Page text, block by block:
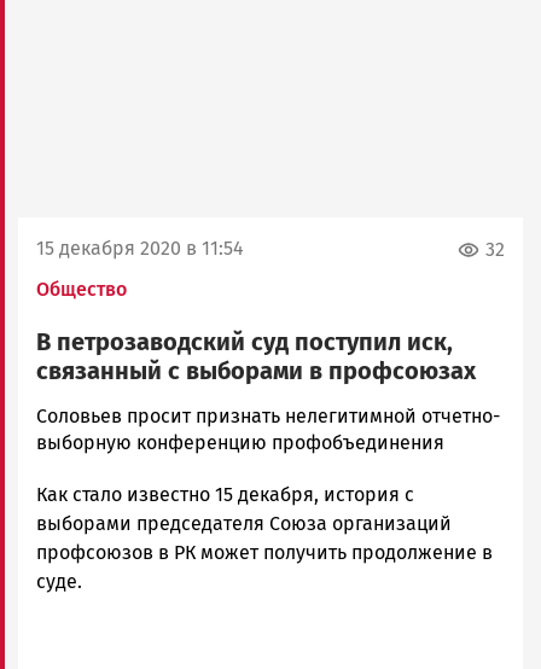
15 декабря 2020 в 11:54
Общество
32
В петрозаводский суд поступил иск,
связанный с выборами в профсоюзах
Антонина
Кябелева
Петрозаводска
и
Карелии
|
Соловьев просит признать нелегитимной отчетно-
выборную конференцию профобъединения
Как стало известно 15 декабря, история с
выборами председателя Союза организаций
профсоюзов в РК может получить продолжение в
суде.